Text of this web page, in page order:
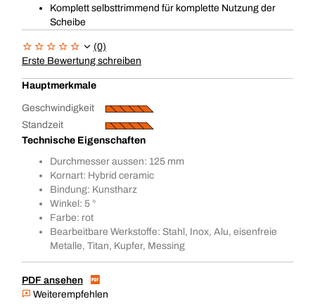
Komplett selbsttrimmend für komplette Nutzung der
Scheibe
(0)
Erste Bewertung schreiben
Hauptmerkmale
Geschwindigkeit
Standzeit
Technische Eigenschaften
Durchmesser aussen: 125 mm
Kornart: Hybrid ceramic
Bindung: Kunstharz
Winkel: 5 °
Farbe: rot
Bearbeitbare Werkstoffe: Stahl, Inox, Alu, eisenfreie
Metalle, Titan, Kupfer, Messing
PDF ansehen
Weiterempfehlen